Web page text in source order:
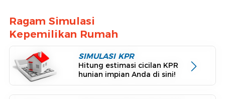
Ragam Simulasi
Kepemilikan Rumah
SIMULASI KPR
Hitung estimasi cicilan KPR
hunian impian Anda di sini!